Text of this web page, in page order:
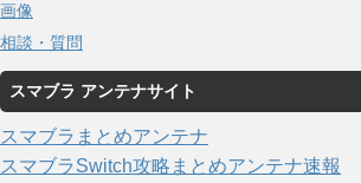
画像
相談・質問
スマブラ アンテナサイト
スマブラまとめアンテナ
スマブラSwitch攻略まとめアンテナ速報